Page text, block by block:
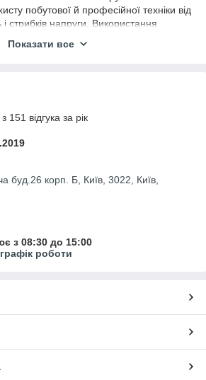
побутової й професійної техніки від
стрибків напруги. Використання
їх пошкодженню та забезпечити
і комерційних об'єктів. У нас ви можете
стабілізатори напруги різної
окремих електроприладів або всієї
застосовуються для:
морозильних камер;
обладнання;
іншої побутової техніки;
та промислового
напруги важливо враховувати
380 В), потужність підключеного
вхідної напруги, точність
Показати все
151 відгука за рік
буд.26 корп. Б, Київ, 3022, Київ,
з 08:30 до 15:00
роботи